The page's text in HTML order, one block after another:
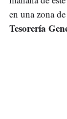
en una zona
Tesorería